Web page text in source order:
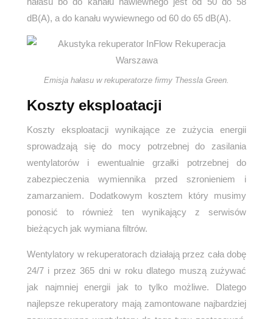
dB(A), a do kanału wywiewnego od 60 do 65 dB(A).
Emisja hałasu w rekuperatorze firmy Thessla Green.
Koszty eksploatacji
Koszty eksploatacji wynikające ze zużycia energii
sprowadzają się do mocy potrzebnej do zasilania
wentylatorów i ewentualnie grzałki potrzebnej do
zabezpieczenia wymiennika przed szronieniem i
zamarzaniem. Dodatkowym kosztem który musimy
ponosić to również ten wynikający z serwisów
bieżących jak wymiana filtrów.
Wentylatory w rekuperatorach działają przez cała dobę
24/7 i przez 365 dni w roku dlatego muszą zużywać
jak najmniej energii jak to tylko możliwe. Dlatego
najlepsze rekuperatory mają zamontowane najbardziej